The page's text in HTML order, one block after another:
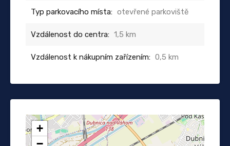
Typ parkovacího místa: otevřené parkoviště
Vzdálenost do centra: 1,5 km
Vzdálenost k nákupním zařízením: 0,5 km
+